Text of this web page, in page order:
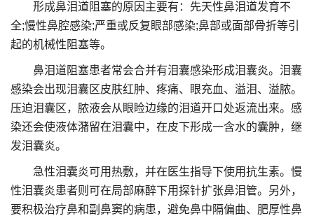
形成鼻泪道阻塞的原因主要有：先天性鼻泪道发育不
全;慢性鼻腔感染;严重或反复眼部感染;鼻部或面部骨折等引
起的机械性阻塞等。
鼻泪道阻塞患者常会合并有泪囊感染形成泪囊炎。泪囊
感染会出现泪囊区皮肤红肿、疼痛、眼充血、溢泪、溢脓。
压迫泪囊区，脓液会从眼睑边缘的泪道开口处返流出来。感
染还会使液体潴留在泪囊中，在皮下形成一含水的囊肿，继
发泪囊炎。
急性泪囊炎可用热敷，并在医生指导下使用抗生素。慢
性泪囊炎患者则可在局部麻醉下用探针扩张鼻泪管。另外，
要积极治疗鼻和副鼻窦的病患，避免鼻中隔偏曲、肥厚性鼻